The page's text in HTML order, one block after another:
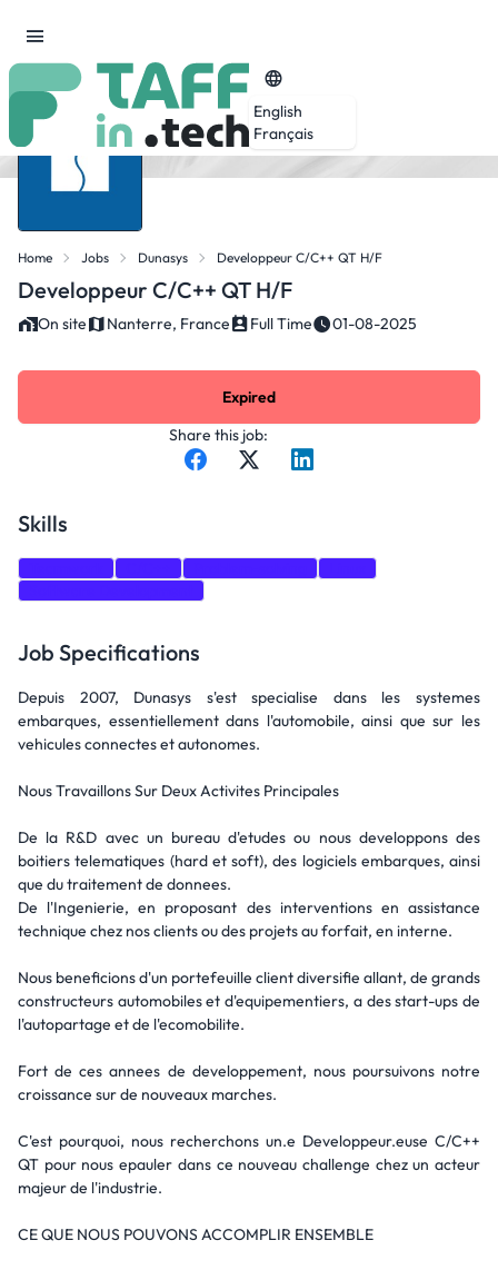
English
Français
Home Jobs Dunasys Developpeur C/C++ QT H/F
Developpeur C/C++ QT H/F
On site Nanterre, France Full Time 01-08-2025
Share this job:
Expired
Skills
Job Specifications
Depuis 2007, Dunasys s'est specialise dans les systemes
embarques, essentiellement dans l'automobile, ainsi que sur les
vehicules connectes et autonomes.
Nous Travaillons Sur Deux Activites Principales
De la R&D avec un bureau d'etudes ou nous developpons des
boitiers telematiques (hard et soft), des logiciels embarques, ainsi
que du traitement de donnees.
De l'Ingenierie, en proposant des interventions en assistance
technique chez nos clients ou des projets au forfait, en interne.
Nous beneficions d'un portefeuille client diversifie allant, de grands
constructeurs automobiles et d'equipementiers, a des start-ups de
l'autopartage et de l'ecomobilite.
Fort de ces annees de developpement, nous poursuivons notre
croissance sur de nouveaux marches.
C'est pourquoi, nous recherchons un.e Developpeur.euse C/C++
QT pour nous epauler dans ce nouveau challenge chez un acteur
majeur de l'industrie.
CE QUE NOUS POUVONS ACCOMPLIR ENSEMBLE